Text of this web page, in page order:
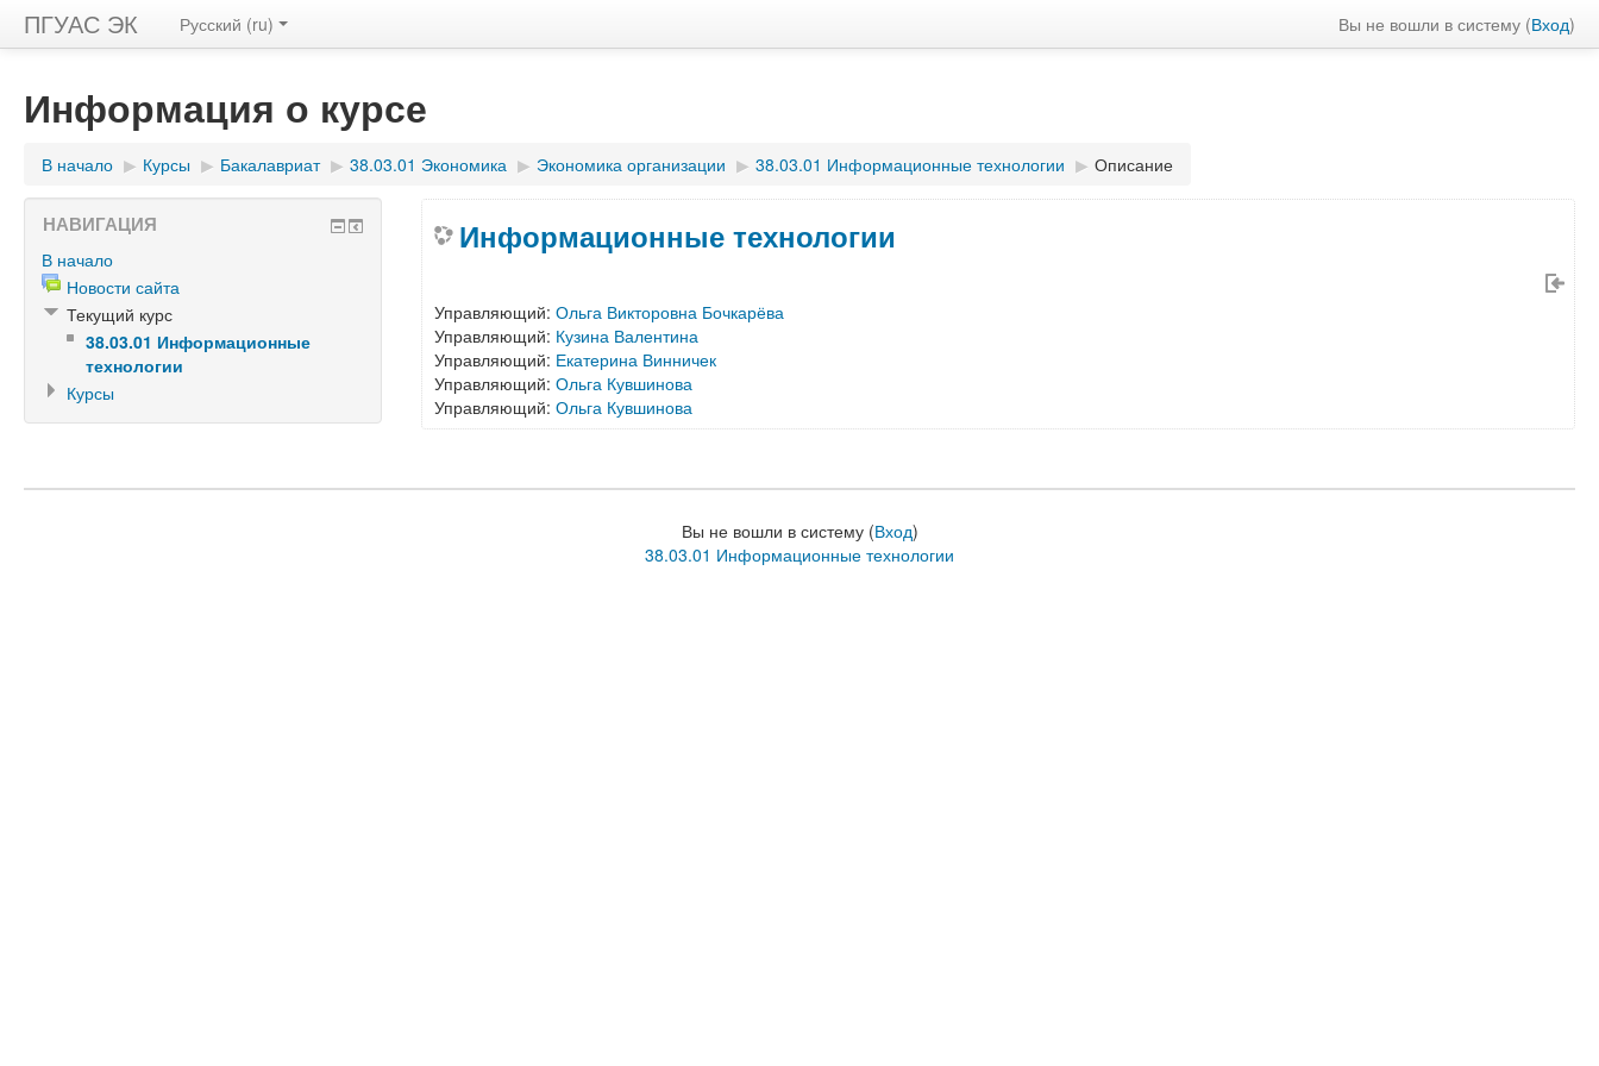
ПГУАС ЭК Русский (ru) Вы не вошли в систему (Вход)
Информация о курсе
В начало ▶ Курсы ▶ Бакалавриат ▶ 38.03.01 Экономика ▶ Экономика организации ▶ 38.03.01 Информационные технологии ▶ Описание
Информационные технологии
Управляющий:Ольга Викторовна Бочкарёва
Управляющий: Кузина Валентина
Управляющий: Екатерина Винничек
Управляющий:Ольга Кувшинова
Управляющий:Ольга Кувшинова
НАВИГАЦИЯ
В начало
Новости сайта
Текущий курс
38.03.01 Информационные
технологии
Курсы
Вы не вошли в систему (Вход)
38.03.01 Информационные технологии